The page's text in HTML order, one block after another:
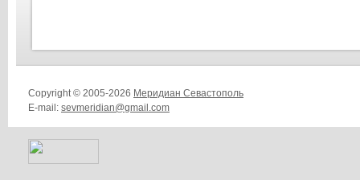
Copyright © 2005-2026 Меридиан Севастополь
E-mail: sevmeridian@gmail.com